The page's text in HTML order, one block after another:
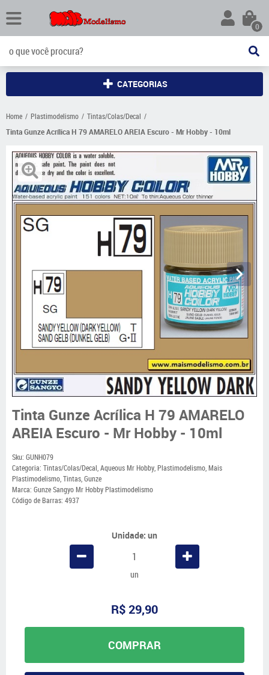
0
CATEGORIAS
Home Plastimodelismo
Tintas/Colas/Decal
Tinta Gunze Acrílica H 79 AMARELO AREIA Escuro - Mr Hobby - 10ml
Tinta Gunze Acrílica H 79 AMARELO
AREIA Escuro - Mr Hobby - 10ml
Sku: GUNH079
Categoria: Tintas/Colas/Decal,Aqueous Mr Hobby,Plastimodelismo,Mais
Plastimodelismo,Tintas,Gunze
Marca: Gunze Sangyo Mr Hobby Plastimodelismo
Código de Barras: 4937
Unidade: un
un
R$ 29,90
COMPRAR